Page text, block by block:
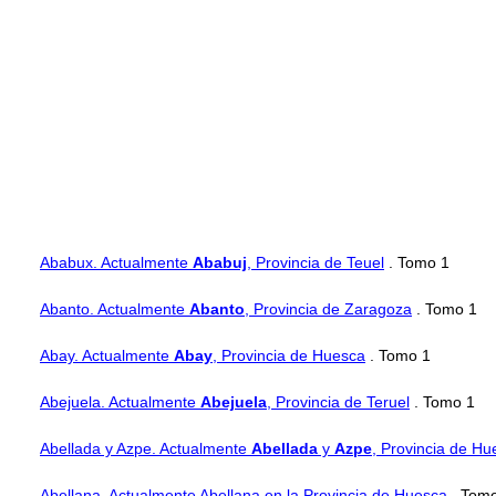
Ababux. Actualmente Ababuj , Provincia de Teuel . Tomo 1
Abanto. Actualmente Abanto , Provincia de Zaragoza . Tomo 1
Abay. Actualmente Abay , Provincia de Huesca . Tomo 1
Abejuela. Actualmente Abejuela , Provincia de Teruel . Tomo 1
Abellada y Azpe. Actualmente Abellada y Azpe , Provincia de